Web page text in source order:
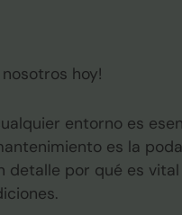
hoy!
entorno es
es la
por qué es